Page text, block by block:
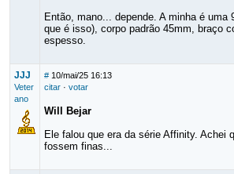
Então, mano... depende. A minha é uma
que é isso), corpo padrão 45mm, braço
espesso.
JJJ
Veter
ano
# 10/mai/25 16:13
citar· votar
Will Bejar
Ele falou que era da série Affinity. Achei
fossem finas...